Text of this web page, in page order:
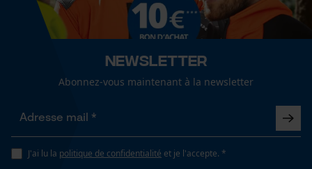
Newsletter
Abonnez-vous maintenant à la newsletter
J'ai lu la politique de confidentialité et je l'accepte. *